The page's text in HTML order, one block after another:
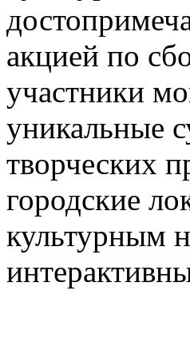
акцией по
участники
уникальные
творческих
городские
культурным